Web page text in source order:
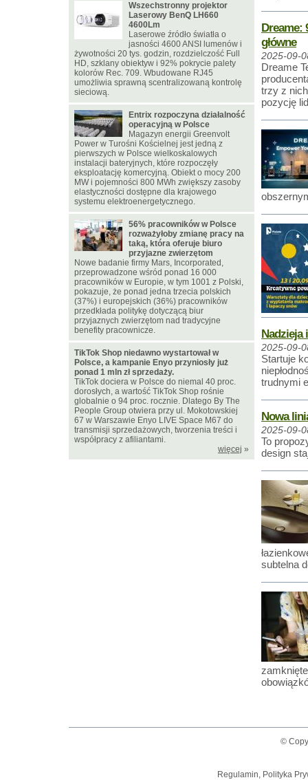
Dreame:
główne
2025-09-
Dreame
trzy z
pozycję
Nadzieja
2025-09-
Startuje
trudnymi
Nowa
2025-09-
To
design
subtelna
Wszechstronny projektor
Laserowy BenQ LH660
4600Lm
Laserowe źródło światła o
jasności 4600 ANSI lumenów i
żywotności 20 tys. godzin, rozdzielczość Full
HD, szklany obiektyw i 92% pokrycie palety
kolorów Rec. 709. Wbudowane RJ45
umożliwia sprawną scentralizowaną kontrolę
sieciową.
Entrix rozpoczyna działalność
operacyjną w Polsce
Magazyn energii Greenvolt
Power w Turośni Kościelnej jest jedną z
pierwszych w Polsce wielkoskalowych
instalacji bateryjnych, które rozpoczęły
eksploatację komercyjną. Obiekt o mocy 200
MW i pojemności 800 MWh zwiększy zasoby
elastyczności dostępne dla krajowego
systemu elektroenergetycznego.
56% pracowników w Polsce
rozważyłoby zmianę pracy na
taką, która oferuje biuro
przyjazne zwierzętom
Nowe badanie firmy Mars, Incorporated,
przeprowadzone wśród ponad 16 000
pracowników w Europie, w tym 1001 z Polski,
pokazuje, że ponad jedna trzecia polskich
(37%) i europejskich (36%) pracowników
przedkłada politykę dotyczącą biur
przyjaznych zwierzętom nad tradycyjne
benefity pracownicze.
TikTok Shop niedawno wystartował w
Polsce, a kampanie Enyo przyniosły już
ponad 1 mln zł sprzedaży.
TikTok dociera w Polsce do niemal 40 proc.
dorosłych, a wartość TikTok Shop rośnie
globalnie o 94 proc. rocznie. Dlatego By The
People Group otwiera przy ul. Mokotowskiej
67 w Warszawie Enyo LIVE Space M67 do
transmisji sprzedażowych, tworzenia treści i
współpracy z afiliantami.
więcej »
©
Regulamin, Polityka